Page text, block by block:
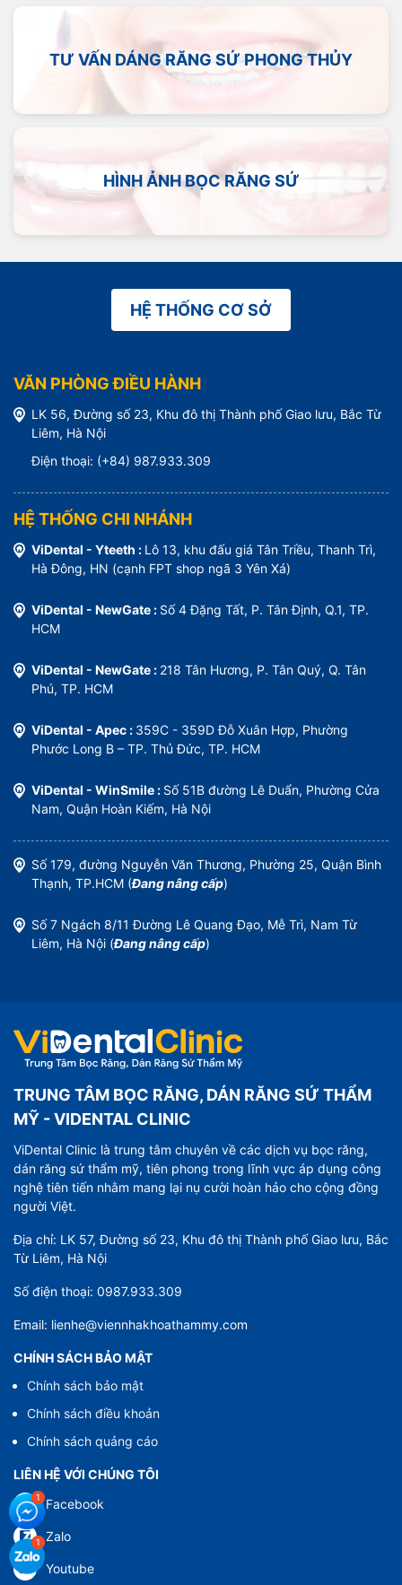
TƯ VẤN DÁNG RĂNG SỨ PHONG THỦY
HÌNH ẢNH BỌC RĂNG SỨ
HỆ THỐNG CƠ SỞ
VĂN PHÒNG ĐIỀU HÀNH
LK 56, Đường số 23, Khu đô thị Thành phố Giao lưu, Bắc Từ
Liêm, Hà Nội
Điện thoại: (+84) 987.933.309
HỆ THỐNG CHI NHÁNH
ViDental - Yteeth : Lô 13, khu đấu giá Tân Triều, Thanh Trì,
Hà Đông, HN (cạnh FPT shop ngã 3 Yên Xá)
ViDental - NewGate : Số 4 Đặng Tất, P. Tân Định, Q.1, TP.
HCM
ViDental - NewGate : 218 Tân Hương, P. Tân Quý, Q. Tân
Phú, TP. HCM
ViDental - Apec : 359C - 359D Đỗ Xuân Hợp, Phường
Phước Long B – TP. Thủ Đức, TP. HCM
ViDental - WinSmile : Số 51B đường Lê Duẩn, Phường Cửa
Nam, Quận Hoàn Kiếm, Hà Nội
Số 179, đường Nguyễn Văn Thương, Phường 25, Quận Bình
Thạnh, TP.HCM (Đang nâng cấp)
Số 7 Ngách 8/11 Đường Lê Quang Đạo, Mễ Trì, Nam Từ
Liêm, Hà Nội (Đang nâng cấp)
TRUNG TÂM BỌC RĂNG, DÁN RĂNG SỨ THẨM
MỸ - VIDENTAL CLINIC
ViDental Clinic là trung tâm chuyên về các dịch vụ bọc răng,
dán răng sứ thẩm mỹ, tiên phong trong lĩnh vực áp dụng công
nghệ tiên tiến nhằm mang lại nụ cười hoàn hảo cho cộng đồng
người Việt.
Địa chỉ: LK 57, Đường số 23, Khu đô thị Thành phố Giao lưu, Bắc
Từ Liêm, Hà Nội
Số điện thoại: 0987.933.309
Email: lienhe@viennhakhoathammy.com
CHÍNH SÁCH BẢO MẬT
Chính sách bảo mật
Chính sách điều khoản
Chính sách quảng cáo
LIÊN HỆ VỚI CHÚNG TÔI
Facebook
Zalo
Youtube